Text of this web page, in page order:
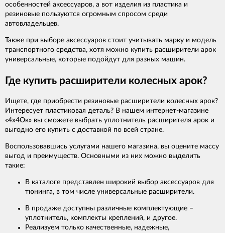
особенностей аксессуаров, а вот изделия из пластика и
резиновые пользуются огромным спросом среди
автовладельцев.
Также при выборе аксессуаров стоит учитывать марку и модель
транспортного средства, хотя можно купить расширители арок
универсальные, которые подойдут для разных машин.
Где купить расширители колесных арок?
Ищете, где приобрести резиновые расширители колесных арок?
Интересует пластиковая деталь? В нашем интернет-магазине
«4х4Ок» вы сможете выбрать уплотнитель расширителя арок и
выгодно его купить с доставкой по всей стране.
Воспользовавшись услугами нашего магазина, вы оцените массу
выгод и преимуществ. Основными из них можно выделить
такие:
В каталоге представлен широкий выбор аксессуаров для
тюнинга, в том числе универсальные расширители.
В продаже доступны различные комплектующие –
уплотнитель, комплекты креплений, и другое.
Реализуем только качественные, надежные,